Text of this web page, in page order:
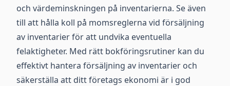
och värdeminskningen på inventarierna. Se även
till att hålla koll på momsreglerna vid försäljning
av inventarier för att undvika eventuella
felaktigheter. Med rätt bokföringsrutiner kan du
effektivt hantera försäljning av inventarier och
säkerställa att ditt företags ekonomi är i god